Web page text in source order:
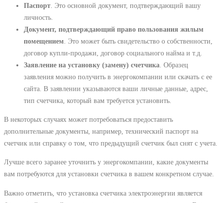
Паспорт . Это основной документ, подтверждающий вашу
личность.
Документ, подтверждающий право пользования жилым
помещением . Это может быть свидетельство о собственности,
договор купли-продажи, договор социального найма и т.д.
Заявление на установку (замену) счетчика . Образец
заявления можно получить в энергокомпании или скачать с ее
сайта. В заявлении указываются ваши личные данные, адрес,
тип счетчика, который вам требуется установить.
В некоторых случаях может потребоваться предоставить
дополнительные документы, например, технический паспорт на
счетчик или справку о том, что предыдущий счетчик был снят с учета.
Лучше всего заранее уточнить у энергокомпании, какие документы
вам потребуются для установки счетчика в вашем конкретном случае.
Важно отметить, что установка счетчика электроэнергии является